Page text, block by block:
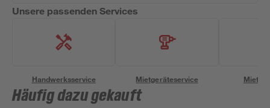
Unsere passenden Services
Handwerksservice Mietgeräteservice
Häufig dazu gekauft